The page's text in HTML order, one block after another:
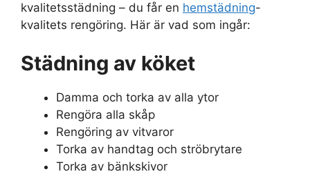
kvalitetsstädning – du får en hemstädning-
kvalitets rengöring. Här är vad som ingår:
Städning av köket
Damma och torka av alla ytor
Rengöra alla skåp
Rengöring av vitvaror
Torka av handtag och ströbrytare
Torka av bänkskivor